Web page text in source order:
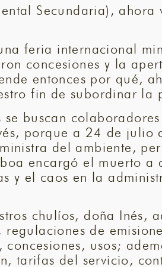
Secundaria),
feria internacional
concesiones y la
entonces por qué,
fin de subordinar
se buscan
porque a 24 de
del ambiente,
encargó el muerto
y el caos en la
chulíos, doña Inés,
de
usos;
tarifas del servicio,